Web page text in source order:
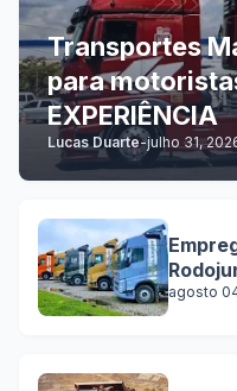
Transportes
para
EXPERIÊNCIA
Lucas Duarte-julho 31,
agosto